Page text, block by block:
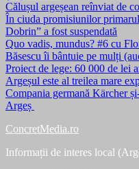
Călușul argeșean reînviat de
În ciuda promisiunilor
Dobrin” a fost suspendată
Quo vadis, mundus? #6 cu
Băsescu îi bântuie pe mulți
Proiect de lege: 60 000 de lei
Argeșul este al treilea mare
Compania germană Kärcher
Argeș
ConcretMedia.ro
Informații de interes local